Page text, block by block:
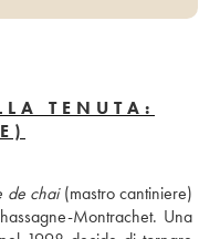
TENUTA:
de chai (mastro cantiniere)
Montrachet. Una